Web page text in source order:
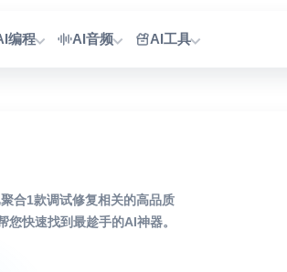
编程 AI音频 AI工具
合1款调试修复相关的高品质
快速找到最趁手的AI神器。